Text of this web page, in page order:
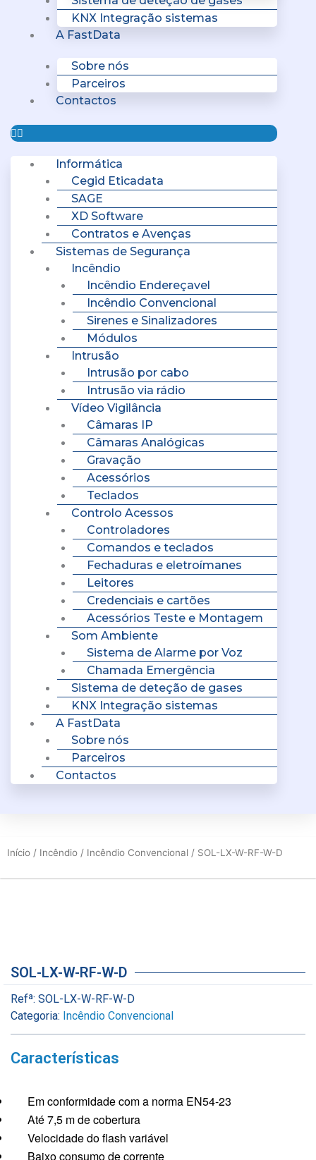
KNX Integração sistemas
A FastData
Sobre nós
Parceiros
Contactos
Informática
Cegid Eticadata
SAGE
XD Software
Contratos e Avenças
Sistemas de Segurança
Incêndio
Incêndio Endereçavel
Incêndio Convencional
Sirenes e Sinalizadores
Módulos
Intrusão
Intrusão por cabo
Intrusão via rádio
Vídeo Vigilância
Câmaras IP
Câmaras Analógicas
Gravação
Acessórios
Teclados
Controlo Acessos
Controladores
Comandos e teclados
Fechaduras e eletroímanes
Leitores
Credenciais e cartões
Acessórios Teste e Montagem
Som Ambiente
Sistema de Alarme por Voz
Chamada Emergência
Sistema de deteção de gases
KNX Integração sistemas
A FastData
Sobre nós
Parceiros
Contactos
Início / Incêndio / Incêndio Convencional / SOL-LX-W-RF-W-D
SOL-LX-W-RF-W-D
Refª: SOL-LX-W-RF-W-D
Categoria: Incêndio Convencional
Características
Em conformidade com a norma EN54-23
Até 7,5 m de cobertura
Velocidade do flash variável
Baixo consumo de corrente